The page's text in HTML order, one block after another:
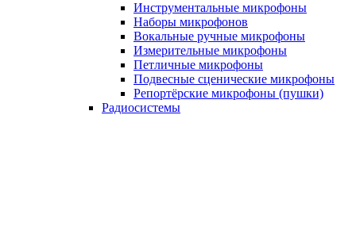
Инструментальные микрофоны
Наборы микрофонов
Вокальные ручные микрофоны
Измерительные микрофоны
Петличные микрофоны
Подвесные сценические микрофоны
Репортёрские микрофоны (пушки)
Радиосистемы